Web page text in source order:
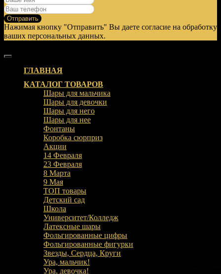
Отправить
Нажимая кнопку "Отправить" Вы даете согласие на обработку
ваших персональных данных.
ГЛАВНАЯ
КАТАЛОГ ТОВАРОВ
Шары для мальчика
Шары для девочки
Шары для него
Шары для нее
Фонтаны
Коробка сюрприз
Акции
14 Февраля
23 Февраля
8 Марта
9 Мая
ТОП товары
Детский сад
Школа
Университет/Колледж
Латексные шары
Фольгированные цифры
Фольгированные фигурки
Звезды, Сердца, Круги
Ура, мальчик!
Ура, девочка!